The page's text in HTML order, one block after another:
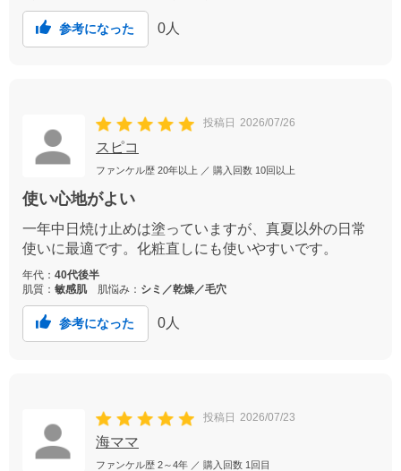
参考になった 0 人
投稿日 2026/07/26
スピコ
ファンケル歴 20年以上 ／ 購入回数 10回以上
使い心地がよい
一年中日焼け止めは塗っていますが、真夏以外の日常
使いに最適です。化粧直しにも使いやすいです。
年代： 40代後半
肌質： 敏感肌 肌悩み： シミ／乾燥／毛穴
参考になった 0 人
投稿日 2026/07/23
海ママ
ファンケル歴 2～4年 ／ 購入回数 1回目